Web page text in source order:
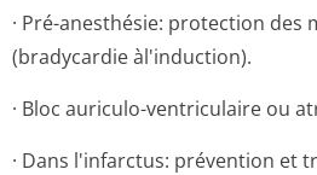
· Pré-anesthésie: protection des
(bradycardie àl'induction).
· Bloc auriculo-ventriculaire ou
· Dans l'infarctus: prévention et